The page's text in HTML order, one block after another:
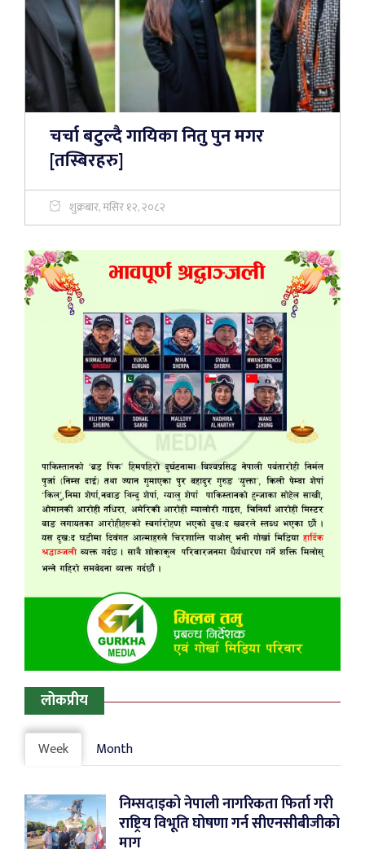
चर्चा बटुल्दै गायिका नितु पुन मगर
[तस्बिरहरु]
शुक्रबार, मंसिर १२, २०८२
लोकप्रीय
Week Month
निम्सदाइको नेपाली नागरिकता फिर्ता गरी
राष्ट्रिय विभूति घोषणा गर्न सीएनसीबीजीको
माग